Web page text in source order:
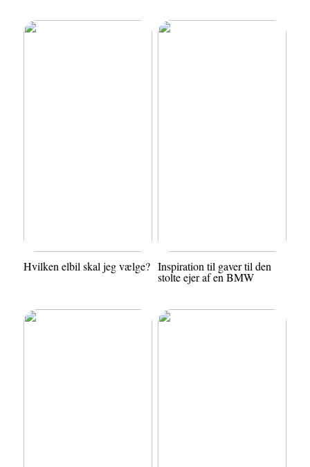
Hvilken elbil skal jeg vælge? Inspiration til gaver til den
stolte ejer af en BMW